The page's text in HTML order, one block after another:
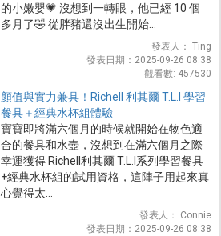
的小嫩嬰💗 沒想到一轉眼，他已經 10 個
多月了🤣 從胖豬還沒出生開始...
發表人： Ting
發表日期：2025-09-26 08:38
觀看數: 457530
顏值與實力兼具！Richell 利其爾 T.L.I 學習
餐具＋經典水杯組體驗
寶寶即將滿六個月的時候就開始在物色適
合的餐具和水壺，沒想到在滿六個月之際
幸運獲得 Richell利其爾 T.L.I系列學習餐具
+經典水杯組的試用資格，這陣子用起來真
心覺得太...
發表人： Connie
發表日期：2025-09-26 08:38